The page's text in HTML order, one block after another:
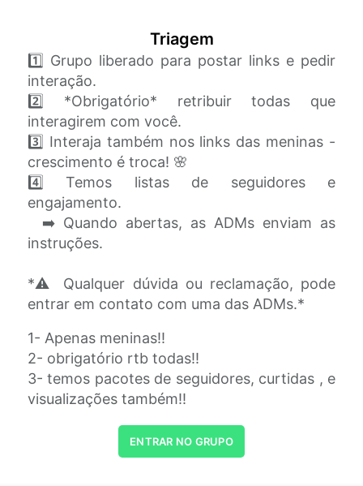
Triagem
1️⃣ Grupo liberado para postar links e pedir
interação.
2️⃣ *Obrigatório* retribuir todas que
interagirem com você.
3️⃣ Interaja também nos links das meninas -
crescimento é troca! 🌸
4️⃣ Temos listas de seguidores e
engajamento.
➡️ Quando abertas, as ADMs enviam as
instruções.
*⚠️ Qualquer dúvida ou reclamação, pode
entrar em contato com uma das ADMs.*
1- Apenas meninas!!
2- obrigatório rtb todas!!
3- temos pacotes de seguidores, curtidas , e
visualizações também!!
ENTRAR NO GRUPO